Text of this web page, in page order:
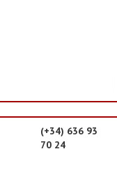
(+34) 636 93
70 24